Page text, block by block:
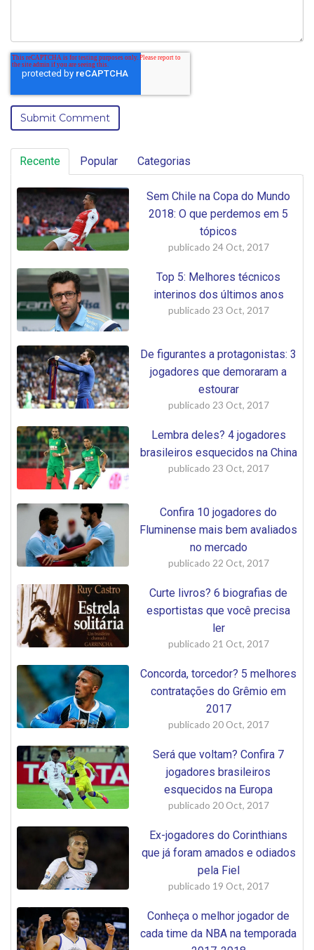
Recente Popular Categorias
Sem Chile na Copa do Mundo
2018: O que perdemos em 5
tópicos
publicado 24 Oct, 2017
Top 5: Melhores técnicos
interinos dos últimos anos
publicado 23 Oct, 2017
De figurantes a protagonistas: 3
jogadores que demoraram a
estourar
publicado 23 Oct, 2017
Lembra deles? 4 jogadores
brasileiros esquecidos na China
publicado 23 Oct, 2017
Confira 10 jogadores do
Fluminense mais bem avaliados
no mercado
publicado 22 Oct, 2017
Curte livros? 6 biografias de
esportistas que você precisa
ler
publicado 21 Oct, 2017
Concorda, torcedor? 5 melhores
contratações do Grêmio em
2017
publicado 20 Oct, 2017
Será que voltam? Confira 7
jogadores brasileiros
esquecidos na Europa
publicado 20 Oct, 2017
Ex-jogadores do Corinthians
que já foram amados e odiados
pela Fiel
publicado 19 Oct, 2017
Conheça o melhor jogador de
cada time da NBA na temporada